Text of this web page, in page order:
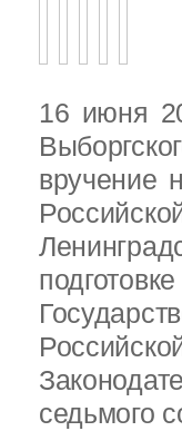
16 июня
вручение
седьмого